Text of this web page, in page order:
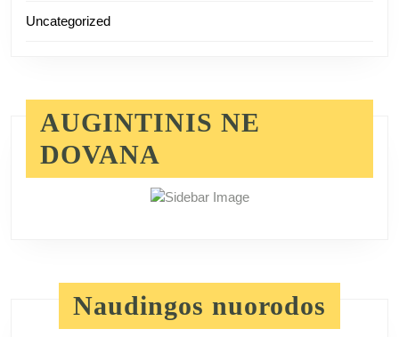
Uncategorized
AUGINTINIS NE
DOVANA
Naudingos nuorodos